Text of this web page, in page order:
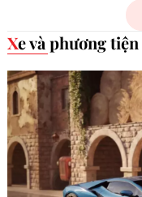
Xe và phương tiện